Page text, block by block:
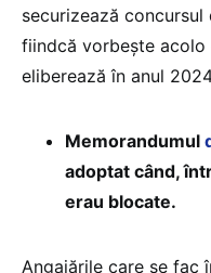
securizează
fiindcă vorbește
eliberează în anul
Memorandumul
adoptat când,
erau blocate.
Angajările care se fac